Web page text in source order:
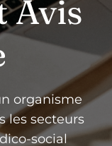
Avis
organisme
les secteurs
social